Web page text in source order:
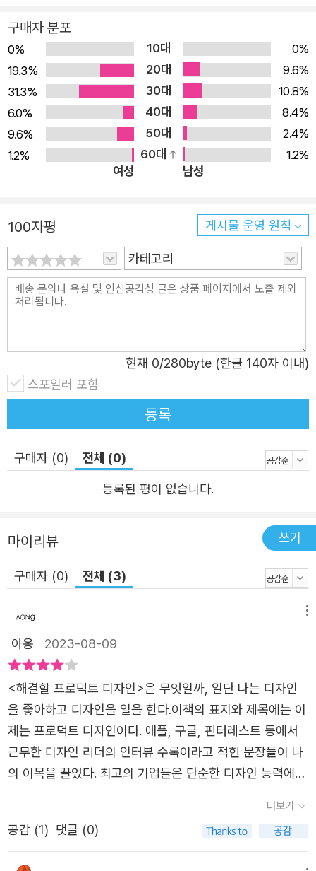
자인을 가르칠 수 있는 양질의 교육 리소스를 창조하기 위해 노력
해야 한다고 믿는다. 우리는 우리 커뮤니티의 구성원 모두가 어떻
게 영향력을 키우고 성장할 수 있을지 이해하도록 도와주어야 한
다. 이 책의 목표는 두 가지다. 먼저 이런 기술 격차를 해소하는
데에 집중한다. 아울러 디자이너와 기업이 서로의 간극을 메울 수
있게 지식을 공유하도록 동기를 부여하고 싶다. 당신은 이 책에서
디자인의 시각적인 측면만이 아니라 그 이상을 해결하는 솔루션
을 만드는 데 도움이 되는 툴과 기법을 기대해도 좋다.
일조할 것이 틀림없다. 나아가 우리 커뮤니티가 그러한 디자이너
의 도움으로 오늘날의 가장 시급한 글로벌 문제들을 반드시 해결
해서, 더욱 지속 가능하고 건강하며 평등한 세상을 만들 것이라는
희망도 품어본다.
세요. 포트폴리오 개선: 아무도 원하지 않는 비주얼 리디자
인 대신 포트폴리오에서 진짜 문제에 대한 솔루션을 보여주
세요. 디자이너 면접: 가장 효율적인 방법으로 디자이너를
인터뷰하고 스킬을 평가하는 방법을 배워보세요. 이 책의 핵
심 내용 • 프로덕트 디자인 연습을 위한 7단계 프레임워크
• 실전 면접 예제 5개와 완성된 솔루션 • 30개 이상의 화이
트보드 예제 • 애플, 구글 등에서 근무한 디자인 리더의 인
구매자 분포
0% 10대
0%
19.3%
20대
9.6%
31.3%
30대
10.8%
6.0%
40대
8.4%
9.6%
50대
2.4%
1.2%
60대 1.2%
여성 남성
100자평 게시물 운영 원칙
카테고리
현재 0/280byte (한글 140자 이내)
스포일러 포함
등록
구매자 (0) 전체 (0)
등록된 평이 없습니다.
마이리뷰 쓰기
구매자 (0) 전체 (3)
아옹 2023-08-09
<해결할 프로덕트 디자인>은 무엇일까, 일단 나는 디자인
을 좋아하고 디자인을 일을 한다.이책의 표지와 제목에는 이
제는 프로덕트 디자인이다. 애플, 구글, 핀터레스트 등에서
근무한 디자인 리더의 인터뷰 수록이라고 적힌 문장들이 나
의 이목을 끌었다. 최고의 기업들은 단순한 디자인 능력에만
과 목표를 이해하고 혁신적인 프로덕트를 설계하고 구체화
더보기
공감 (1) 댓글 (0)